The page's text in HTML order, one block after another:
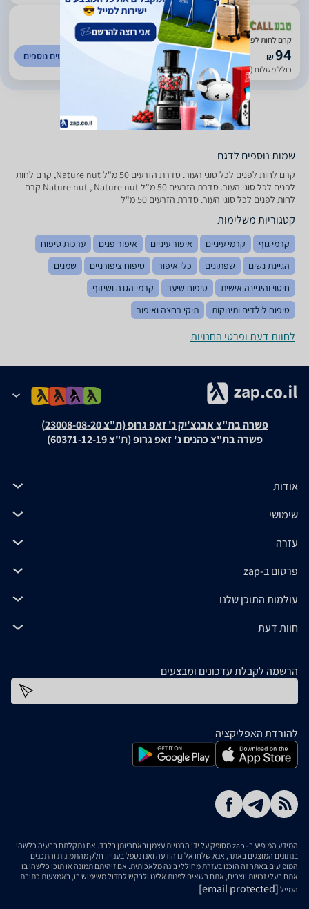
0
(
8
)
קרם לחות לפנים (50 מ”ל) Nature nut
₪94
כולל משלוח (25 ₪) עד 7 ימי עסקים
לפרטים נוספים
שמות נוספים לדגם
קרם לחות לפנים לכל סוגי העור. סדרת הזרעים 50 מ"ל Nature nut, קרם לחות
לפנים לכל סוגי העור. סדרת הזרעים 50 מ"ל Nature nut , Nature nut קרם
לחות לפנים לכל סוגי העור. סדרת הזרעים 50 מ"ל
קטגוריות משלימות
קרמי גוף קרמי עיניים איפור עיניים איפור פנים
ערכות טיפוח
הגיינת נשים
שפתונים כלי איפור טיפוח ציפורניים
שמנים
חיטוי והיגיינה אישית
טיפוח שיער
קרמי הגנה ושיזוף
טיפוח לילדים ותינוקות
תיקי רחצה ואיפור
לחוות דעת ופרטי החנויות
פשרה בת"צ אבנצ'יק נ' זאפ גרופ (ת"צ 23008-08-20)
פשרה בת"צ כהנים נ' זאפ גרופ (ת"צ 60371-12-19)
אודות
שימושי
עזרה
פרסום ב-zap
עולמות התוכן שלנו
חוות דעת
הרשמה לקבלת עדכונים ומבצעים
להורדת האפליקציה
המידע המופיע ב- zap מסופק על ידי החנויות עצמן ובאחריותן בלבד. אם נתקלתם בבעיה כלשהי
בנתונים המוצגים באתר, אנא שלחו אלינו הודעה ואנו נטפל בעניין. חלק מהתמונות והתכנים
המופיעים באתר זה הוכנו בעזרת מחוללי בינה מלאכותית. אם זיהיתם תמונה או תוכן כלשהו בו
אתם בעלי זכויות יוצרים, אתם רשאים לפנות אלינו ולבקש לחדול משימוש בו, באמצעות כתובת
המייל [email protected]